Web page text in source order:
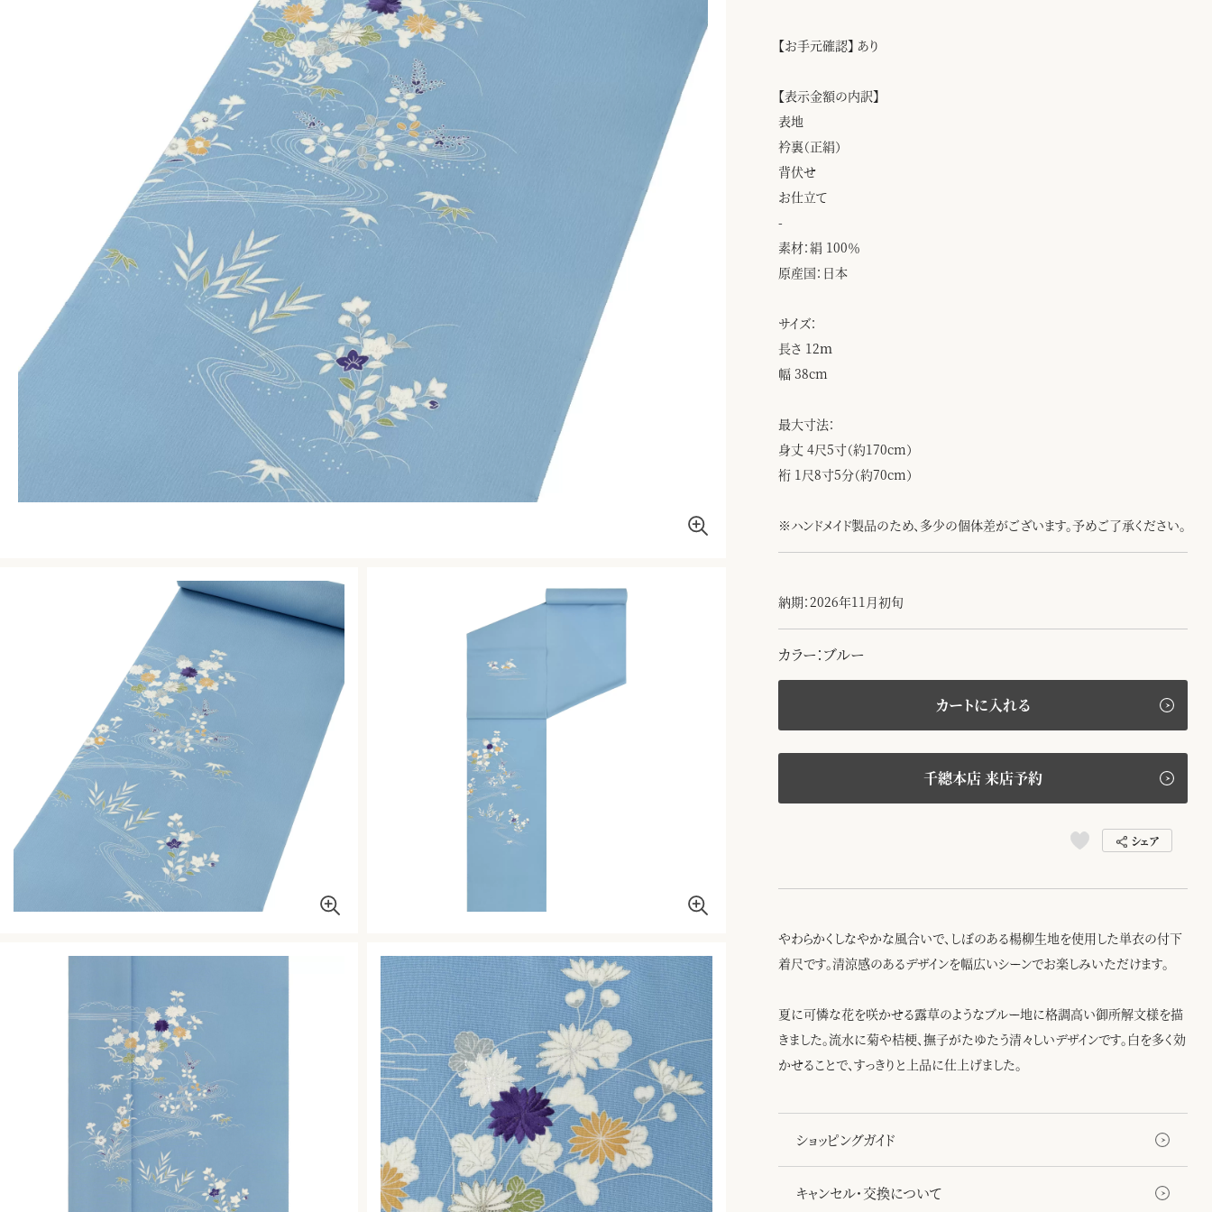
【お手元確認】 あり
【表示金額の内訳】
表地
衿裏（正絹）
背伏せ
お仕立て
-
素材：絹 100％
原産国：日本
サイズ：
長さ 12ｍ
幅 38cm
最大寸法：
身丈 4尺5寸（約170cm）
裄 1尺8寸5分（約70cm）
※ハンドメイド製品のため、多少の個体差がございます。予めご了承ください。
納期：2026年11月初旬
カラー：ブルー
カートに入れる
千總本店 来店予約
シェア
やわらかくしなやかな風合いで、しぼのある楊柳生地を使用した単衣の付下
着尺です。清涼感のあるデザインを幅広いシーンでお楽しみいただけます。
夏に可憐な花を咲かせる露草のようなブルー地に格調高い御所解文様を描
きました。流水に菊や桔梗、撫子がたゆたう清々しいデザインです。白を多く効
かせることで、すっきりと上品に仕上げました。
ショッピングガイド
キャンセル・交換について